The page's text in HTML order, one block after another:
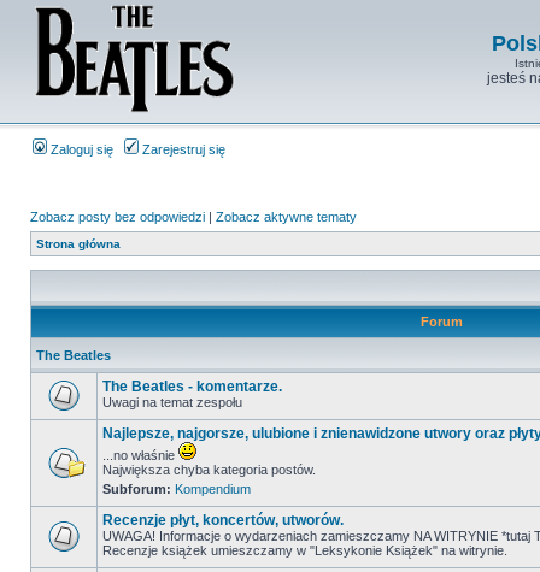
jesteś
Zaloguj się Zarejestruj się
Zobacz posty bez odpowiedzi | Zobacz aktywne tematy
Strona główna
Forum
The Beatles
The Beatles - komentarze.
Uwagi na temat zespołu
Najlepsze, najgorsze, ulubione i znienawidzone utwory oraz
...no właśnie
Największa chyba kategoria postów.
Subforum: Kompendium
Recenzje płyt, koncertów, utworów.
UWAGA! Informacje o wydarzeniach zamieszczamy NA WITRYNIE *tutaj
Recenzje książek umieszczamy w "Leksykonie Książek" na witrynie.